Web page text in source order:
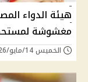
هيئة الدواء
مغشوشة
الخميس 14/مايو/2026 - 05:48 م